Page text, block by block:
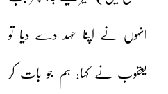
انہوں نے اپنا عہد دے دیا تو
یعقوب نے کہا: ہم جو بات کر